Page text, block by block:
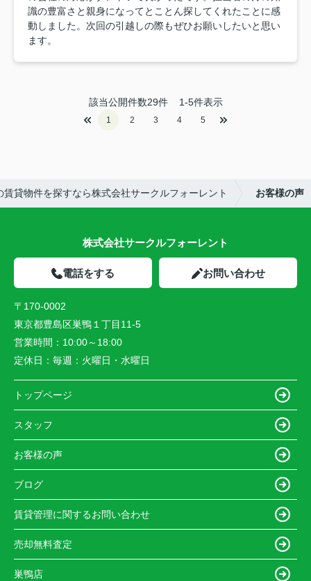
識の豊富さと親身になってとことん探してくれたことに感
動しました。次回の引越しの際もぜひお願いしたいと思い
ます。
該当公開件数29件1-5件表示
1 2 3 4 5
賃貸物件を探すなら株式会社サークルフォーレント お客様の声
株式会社サークルフォーレント
電話をする お問い合わせ
〒170-0002
東京都豊島区巣鴨１丁目11-5
営業時間： 10:00～18:00
定休日： 毎週：火曜日・水曜日
トップページ
スタッフ
お客様の声
ブログ
賃貸管理に関するお問い合わせ
売却無料査定
巣鴨店